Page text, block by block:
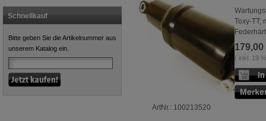
Schnellkauf
Bitte geben Sie die Artikelnummer aus
unserem Katalog ein.
ArtNr.: 100213520
Toxy-TT;
( inkl. 19